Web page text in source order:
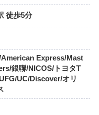
徒歩5分
Express/Mast
銀聯/NICOS/トヨタT
UC/Discover/オリ